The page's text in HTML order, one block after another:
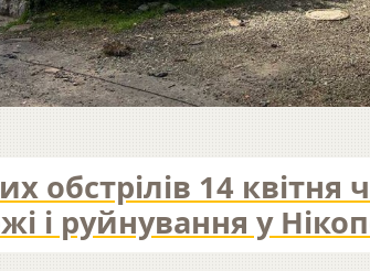
обстрілів 14 квітня
і руйнування у